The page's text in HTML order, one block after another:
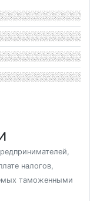
налогов,
таможенными